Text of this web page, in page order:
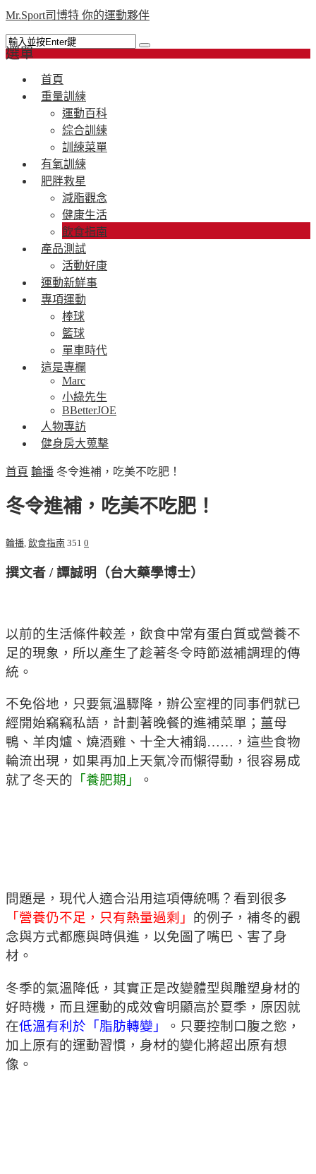
Mr.Sport司博特 你的運動夥伴
選單
首頁
重量訓練
運動百科
綜合訓練
訓練菜單
有氧訓練
肥胖救星
減脂觀念
健康生活
飲食指南
產品測試
活動好康
運動新鮮事
專項運動
棒球
籃球
單車時代
這是專欄
Marc
小綠先生
BBetterJOE
人物專訪
健身房大蒐擊
首頁 輪播 冬令進補，吃美不吃肥！
冬令進補，吃美不吃肥！
輪播 飲食指南 351 0
撰文者 /譚誠明（台大藥學博士）
以前的生活條件較差，飲食中常有蛋白質或營養不
足的現象，所以產生了趁著冬令時節滋補調理的傳
統。
不免俗地，只要氣溫驟降，辦公室裡的同事們就已
經開始竊竊私語，計劃著晚餐的進補菜單；薑母
鴨、羊肉爐、燒酒雞、十全大補鍋……，這些食物
輪流出現，如果再加上天氣冷而懶得動，很容易成
就了冬天的 「養肥期」 。
問題是，現代人適合沿用這項傳統嗎？看到很多
「營養仍不足，只有熱量過剩」 的例子，補冬的觀
念與方式都應與時俱進，以免圖了嘴巴、害了身
材。
冬季的氣溫降低，其實正是改變體型與雕塑身材的
好時機，而且運動的成效會明顯高於夏季，原因就
在低溫有利於「脂肪轉變」
。只要控制口腹之慾，
加上原有的運動習慣，身材的變化將超出原有想
像。